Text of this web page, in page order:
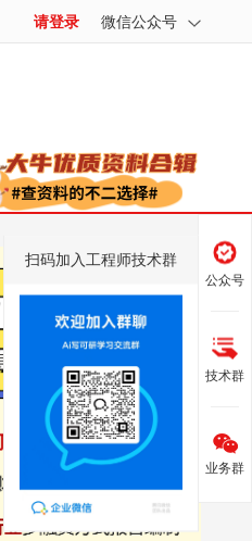
请登录 微信公众号
公众号
技术群
扫码加入工程师技术群
业务群